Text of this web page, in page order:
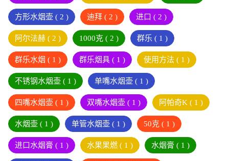
方形水烟壶 ( 2 ) 迪拜 ( 2 ) 进口 ( 2 )
阿尔法赫 ( 2 ) 1000克 ( 2 ) 群乐 ( 1 )
群乐水烟 ( 1 ) 群乐烟具 ( 1 ) 使用方法 ( 1 )
不锈钢水烟壶 ( 1 ) 单嘴水烟壶 ( 1 )
四嘴水烟壶 ( 1 ) 双嘴水烟壶 ( 1 ) 阿帕奇K ( 1 )
水烟壶 ( 1 ) 单管水烟壶 ( 1 ) 50克 ( 1 )
进口水烟膏 ( 1 ) 水果果燃 ( 1 ) 水烟膏 ( 1 )